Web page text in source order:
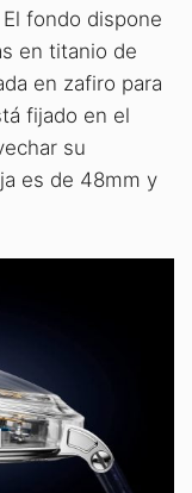
fondo dispone
en titanio de
en zafiro para
fijado en el
su
es de 48mm y